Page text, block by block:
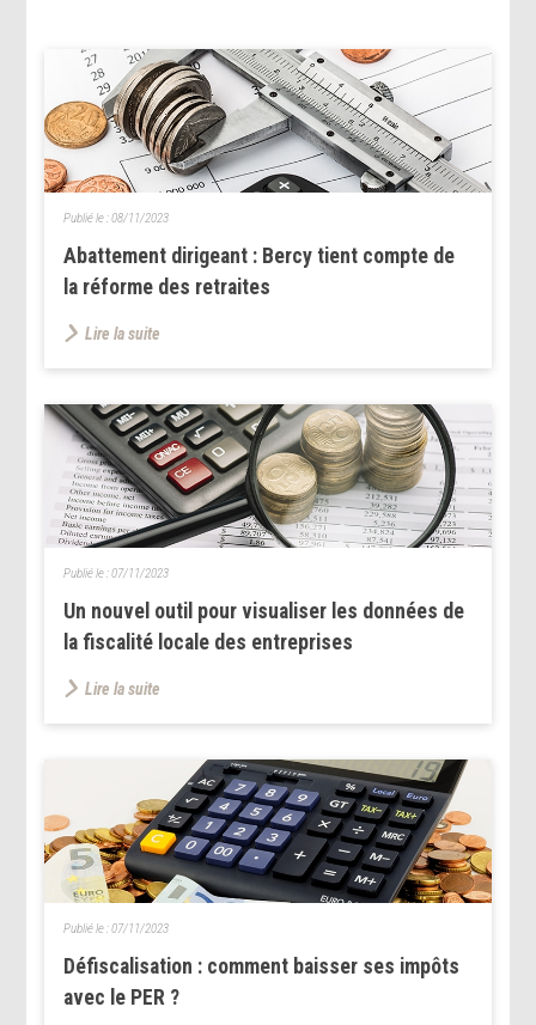
Abattement dirigeant : Bercy tient compte de
la réforme des retraites
Publié le :08/11/2023
Lire la suite
Un nouvel outil pour visualiser les données de
la fiscalité locale des entreprises
Publié le :07/11/2023
Lire la suite
Défiscalisation : comment baisser ses impôts
avec le PER ?
Publié le :07/11/2023